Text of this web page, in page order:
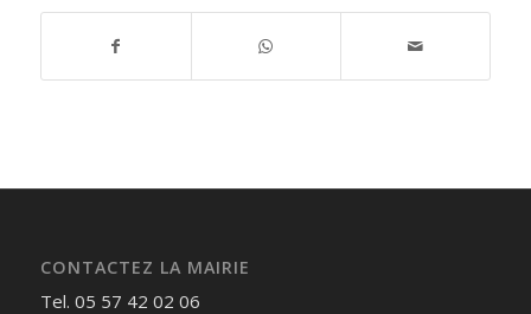
CONTACTEZ LA MAIRIE
Tel. 05 57 42 02 06